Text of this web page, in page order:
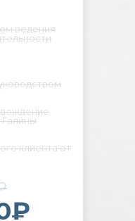
ведения
клиента от